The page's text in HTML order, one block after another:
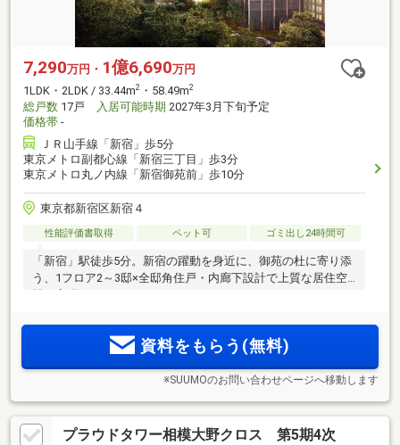
7,290万円・ 1億6,690万円
1LDK・2LDK / 33.44m2 ・58.49m2
総戸数 17戸 入居可能時期 2027年3月下旬予定
価格帯 -
ＪＲ山手線「新宿」歩5分
東京メトロ副都心線「新宿三丁目」歩3分
東京メトロ丸ノ内線「新宿御苑前」歩10分
東京都新宿区新宿４
性能評価書取得 ペット可 ゴミ出し24時間可
「新宿」駅徒歩5分。新宿の躍動を身近に、御苑の杜に寄り添
う、1フロア2～3邸×全邸角住戸・内廊下設計で上質な居住空
資料をもらう(無料)
※SUUMOのお問い合わせページへ移動します
プラウドタワー相模大野クロス 第5期4次